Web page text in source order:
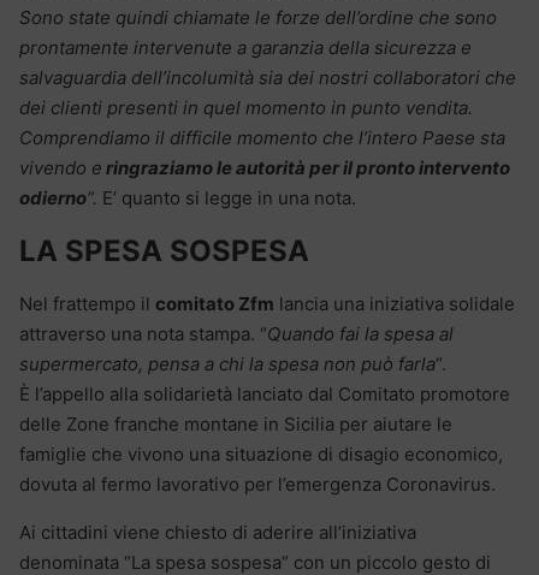
Sono state quindi chiamate le forze dell’ordine che sono
prontamente intervenute a garanzia della sicurezza e
salvaguardia dell’incolumità sia dei nostri collaboratori che
dei clienti presenti in quel momento in punto vendita.
Comprendiamo il difficile momento che l’intero Paese sta
vivendo e ringraziamo le autorità per il pronto intervento
odierno“. E’ quanto si legge in una nota.
LA SPESA SOSPESA
Nel frattempo il comitato Zfm lancia una iniziativa solidale
attraverso una nota stampa. “Quando fai la spesa al
supermercato, pensa a chi la spesa non può farla“.
È l’appello alla solidarietà lanciato dal Comitato promotore
delle Zone franche montane in Sicilia per aiutare le
famiglie che vivono una situazione di disagio economico,
dovuta al fermo lavorativo per l’emergenza Coronavirus.
Ai cittadini viene chiesto di aderire all’iniziativa
denominata “La spesa sospesa” con un piccolo gesto di